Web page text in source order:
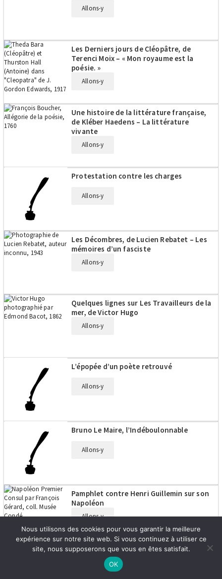
Allons-y
Les Derniers jours de Cléopâtre, de
Terenci Moix – « Mon royaume est la
poésie. »
Allons-y
Une histoire de la littérature française,
de Kléber Haedens – La littérature
vivante
Allons-y
Protestation contre les charges
Allons-y
Les Décombres, de Lucien Rebatet – Les
mémoires d’un fasciste
Allons-y
Quelques lignes sur Les Travailleurs de la
mer, de Victor Hugo
Allons-y
L’épopée d’un poète retrouvé
Allons-y
Bruno Le Maire, l’Indéboulonnable
Allons-y
Pamphlet contre Henri Guillemin sur son
Napoléon
Allons-y
Talleyrand ou le cynisme, d’André
Castelot – Histoire d’un aristocrate
Nous utilisons des cookies pour vous garantir la meilleure
expérience sur notre site web. Si vous continuez à utiliser ce
site, nous supposerons que vous en êtes satisfait.
OK